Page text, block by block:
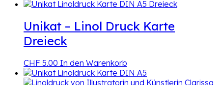
Unikat – Linol Druck Karte
Dreieck
CHF 5.00 In den Warenkorb